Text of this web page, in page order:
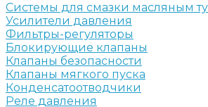
Системы для смазки масляным
Усилители давления
Фильтры-регуляторы
Блокирующие клапаны
Клапаны безопасности
Клапаны мягкого пуска
Конденсатоотводчики
Реле давления